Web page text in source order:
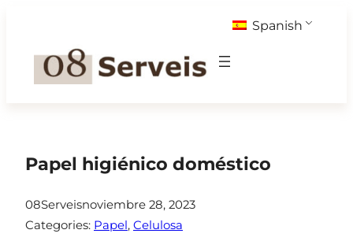
contenido
Spanish
Papel higiénico doméstico
08Serveisnoviembre 28, 2023
Categories: Papel, Celulosa